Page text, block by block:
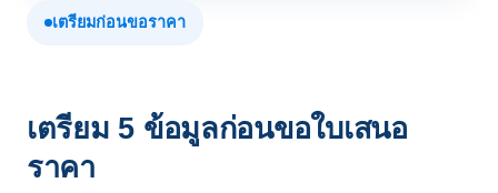
เตรียมก่อนขอราคา
เตรียม 5 ข้อมูลก่อนขอใบเสนอ
ราคา